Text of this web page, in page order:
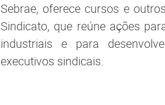
Sebrae, oferece cursos e
Sindicato, que reúne ações
industriais e para
executivos sindicais.